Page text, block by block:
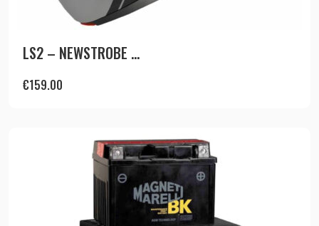
LS2 – NEWSTROBE ...
€159.00